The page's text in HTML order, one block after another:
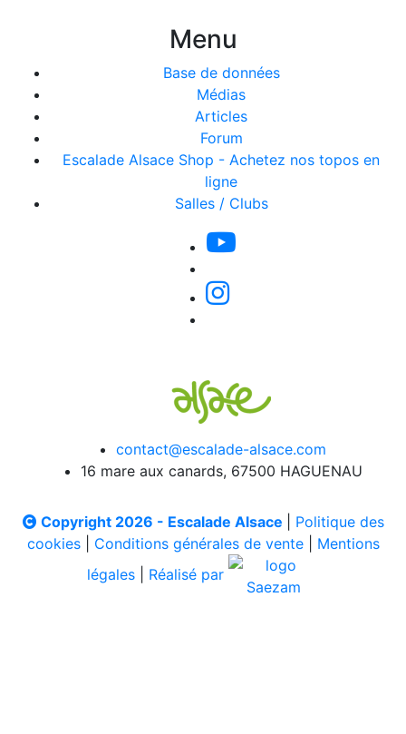
Menu
Base de données
Médias
Articles
Forum
Escalade Alsace Shop - Achetez nos topos en
ligne
Salles / Clubs
contact@escalade-alsace.com
16 mare aux canards, 67500 HAGUENAU
Copyright 2026 - Escalade Alsace
Politique des
cookies| Conditions générales de vente| Mentions
légales
Réalisé par